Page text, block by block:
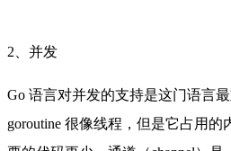
2、并发
Go 语言对并发的支持是这门语言最
goroutine 很像线程，但是它占用